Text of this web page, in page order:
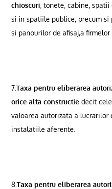
chioscuri, tonete, cabine,
si in spatiile publice, precum
si panourilor de afisaj,a
7.Taxa pentru eliberarea
orice alta constructiedecit cele
valoarea autorizata a lucrarilor
instalatiile aferente.
8.Taxa pentru eliberarea